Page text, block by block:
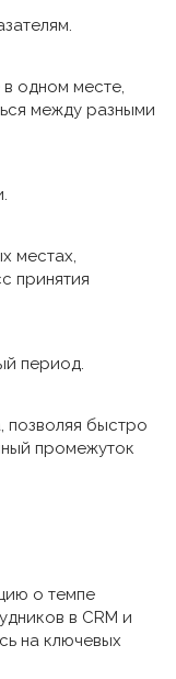
одном месте,
между разными
местах,
принятия
период.
позволяя быстро
промежуток
о темпе
в CRM и
на ключевых